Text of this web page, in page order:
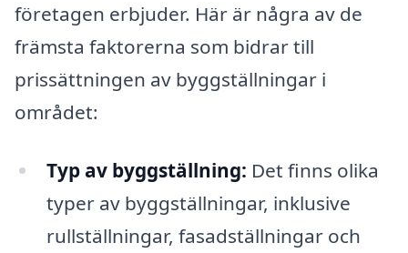
företagen erbjuder. Här är några av de
främsta faktorerna som bidrar till
prissättningen av byggställningar i
området:
Typ av byggställning: Det finns olika
typer av byggställningar, inklusive
rullställningar, fasadställningar och